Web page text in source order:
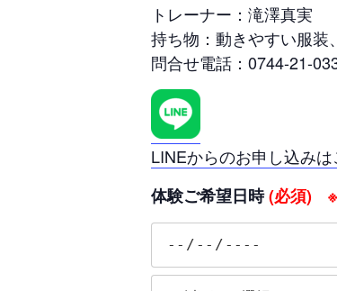
トレーナー：滝澤真実
持ち物：動きやすい服装
問合せ電話：0744-21-
LINEからのお申し込み
体験ご希望日時(必須) ※